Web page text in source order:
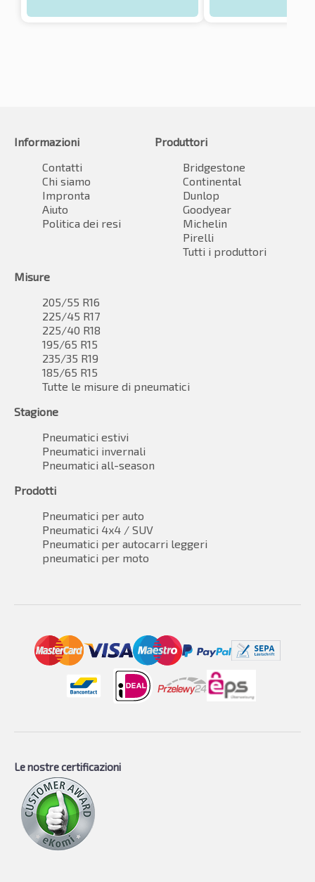
Informazioni
Contatti
Chi siamo
Impronta
Aiuto
Politica dei resi
Produttori
Bridgestone
Continental
Dunlop
Goodyear
Michelin
Pirelli
Tutti i produttori
Misure
205/55 R16
225/45 R17
225/40 R18
195/65 R15
235/35 R19
185/65 R15
Tutte le misure di pneumatici
Stagione
Pneumatici estivi
Pneumatici invernali
Pneumatici all-season
Prodotti
Pneumatici per auto
Pneumatici 4x4 / SUV
Pneumatici per autocarri leggeri
pneumatici per moto
Le nostre certificazioni